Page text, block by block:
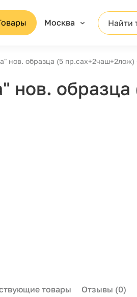
Москва Найти
нов. образца (5 пр.сах+2чаш+2лож)
нов.
товары Отзывы (0)